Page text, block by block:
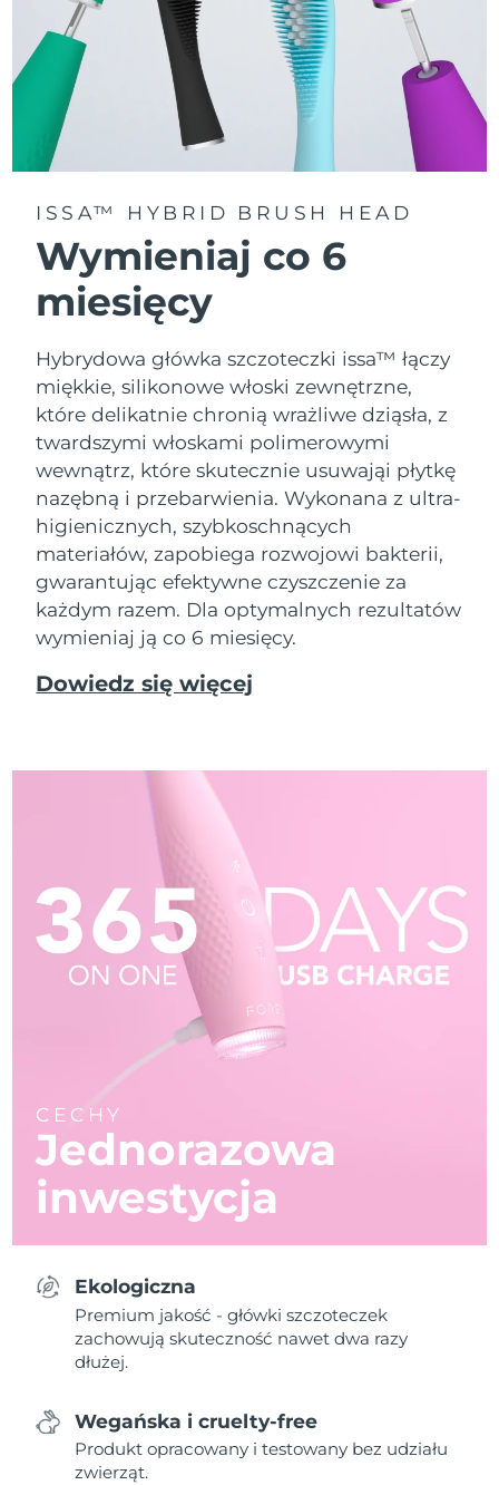
ISSA™ HYBRID BRUSH HEAD
Wymieniaj co 6
miesięcy
Hybrydowa główka szczoteczki issa™ łączy
miękkie, silikonowe włoski zewnętrzne,
które delikatnie chronią wrażliwe dziąsła, z
twardszymi włoskami polimerowymi
wewnątrz, które skutecznie usuwająi płytkę
nazębną i przebarwienia. Wykonana z ultra-
higienicznych, szybkoschnących
materiałów, zapobiega rozwojowi bakterii,
gwarantując efektywne czyszczenie za
każdym razem. Dla optymalnych rezultatów
wymieniaj ją co 6 miesięcy.
Dowiedz się więcej
CECHY
Jednorazowa
inwestycja
Ekologiczna
Premium jakość - główki szczoteczek
zachowują skuteczność nawet dwa razy
dłużej.
Wegańska i cruelty-free
Produkt opracowany i testowany bez udziału
zwierząt.